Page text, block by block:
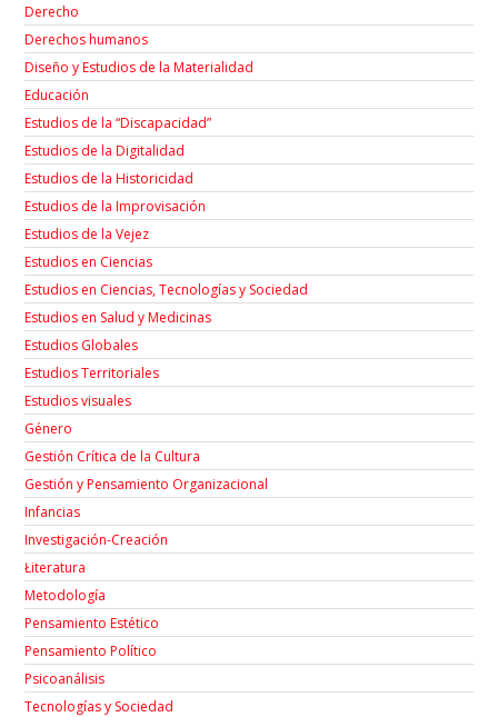
Derecho
Derechos humanos
Diseño y Estudios de la Materialidad
Educación
Estudios de la “Discapacidad”
Estudios de la Digitalidad
Estudios de la Historicidad
Estudios de la Improvisación
Estudios de la Vejez
Estudios en Ciencias
Estudios en Ciencias, Tecnologías y Sociedad
Estudios en Salud y Medicinas
Estudios Globales
Estudios Territoriales
Estudios visuales
Género
Gestión Crítica de la Cultura
Gestión y Pensamiento Organizacional
Infancias
Investigación-Creación
Łiteratura
Metodología
Pensamiento Estético
Pensamiento Político
Psicoanálisis
Tecnologías y Sociedad